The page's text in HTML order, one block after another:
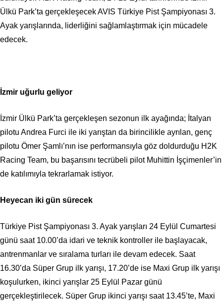
Ülkü Park’ta gerçekleşecek AVIS Türkiye Pist Şampiyonası 3.
Ayak yarışlarında, liderliğini sağlamlaştırmak için mücadele
edecek.
İzmir uğurlu geliyor
İzmir Ülkü Park’ta gerçekleşen sezonun ilk ayağında; İtalyan
pilotu Andrea Furci ile iki yarıştan da birincilikle ayrılan, genç
pilotu Ömer Şamlı’nın ise performansıyla göz doldurduğu H2K
Racing Team, bu başarısını tecrübeli pilot Muhittin İşçimenler’in
de katılımıyla tekrarlamak istiyor.
Heyecan iki gün sürecek
Türkiye Pist Şampiyonası 3. Ayak yarışları 24 Eylül Cumartesi
günü saat 10.00’da idari ve teknik kontroller ile başlayacak,
antrenmanlar ve sıralama turları ile devam edecek. Saat
16.30’da Süper Grup ilk yarışı, 17.20’de ise Maxi Grup ilk yarışı
koşulurken, ikinci yarışlar 25 Eylül Pazar günü
gerçekleştirilecek. Süper Grup ikinci yarışı saat 13.45’te, Maxi